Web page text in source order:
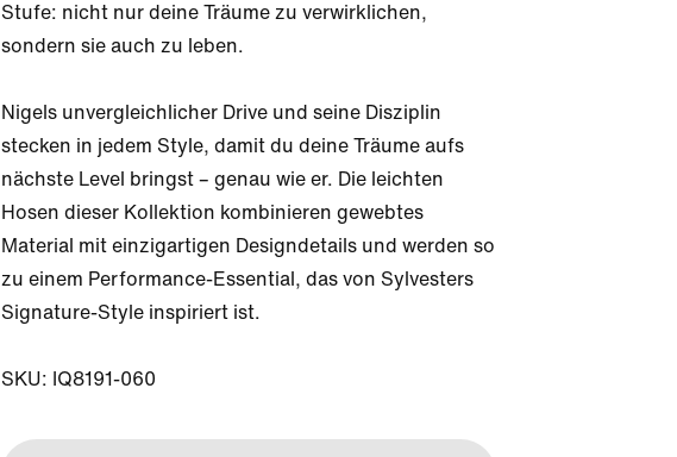
Stufe: nicht nur deine Träume zu verwirklichen,
sondern sie auch zu leben.
Nigels unvergleichlicher Drive und seine Disziplin
stecken in jedem Style, damit du deine Träume aufs
nächste Level bringst – genau wie er. Die leichten
Hosen dieser Kollektion kombinieren gewebtes
Material mit einzigartigen Designdetails und werden so
zu einem Performance-Essential, das von Sylvesters
Signature-Style inspiriert ist.
SKU: IQ8191-060